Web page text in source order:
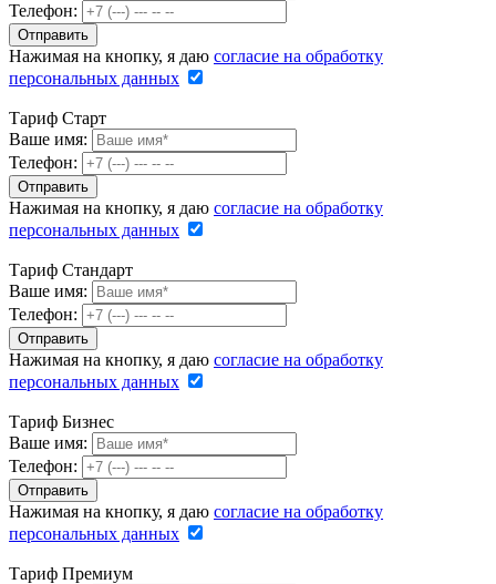
Телефон:
Нажимая на кнопку, я даю согласие на обработку
персональных данных
Тариф Старт
Ваше имя:
Телефон:
Нажимая на кнопку, я даю согласие на обработку
персональных данных
Тариф Стандарт
Ваше имя:
Телефон:
Нажимая на кнопку, я даю согласие на обработку
персональных данных
Тариф Бизнес
Ваше имя:
Телефон:
Нажимая на кнопку, я даю согласие на обработку
персональных данных
Тариф Премиум